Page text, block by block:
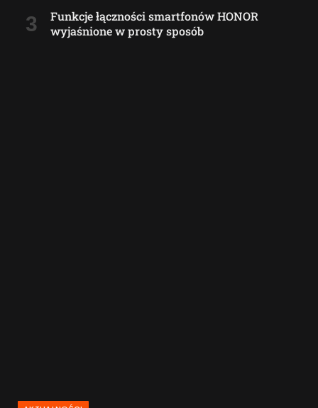
Funkcje łączności smartfonów HONOR
wyjaśnione w prosty sposób